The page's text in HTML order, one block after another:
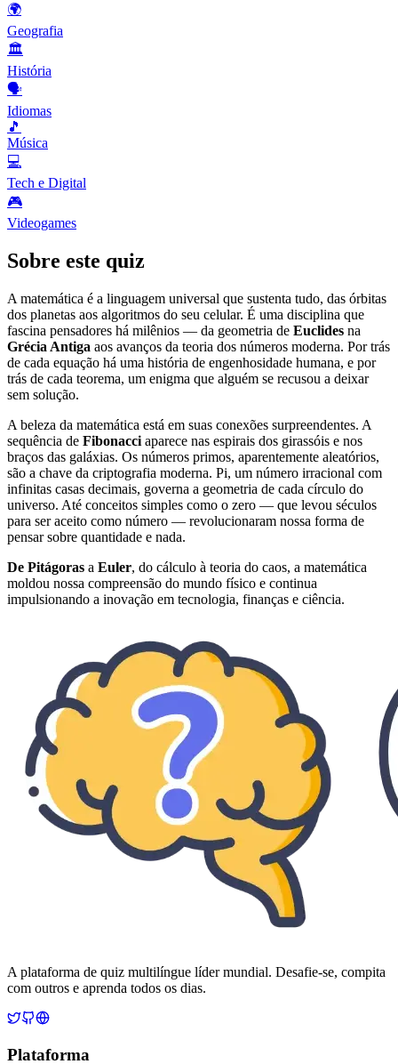
🌍
Geografia
🏛️
História
🗣️
Idiomas
🎵
Música
💻
Tech e Digital
🎮
Videogames
Sobre este quiz
A matemática é a linguagem universal que sustenta tudo, das órbitas
dos planetas aos algoritmos do seu celular. É uma disciplina que
fascina pensadores há milênios — da geometria de Euclides na
Grécia Antiga aos avanços da teoria dos números moderna. Por trás
de cada equação há uma história de engenhosidade humana, e por
trás de cada teorema, um enigma que alguém se recusou a deixar
sem solução.
A beleza da matemática está em suas conexões surpreendentes. A
sequência de Fibonacci aparece nas espirais dos girassóis e nos
braços das galáxias. Os números primos, aparentemente aleatórios,
são a chave da criptografia moderna. Pi, um número irracional com
infinitas casas decimais, governa a geometria de cada círculo do
universo. Até conceitos simples como o zero — que levou séculos
para ser aceito como número — revolucionaram nossa forma de
pensar sobre quantidade e nada.
De Pitágoras a Euler, do cálculo à teoria do caos, a matemática
moldou nossa compreensão do mundo físico e continua
impulsionando a inovação em tecnologia, finanças e ciência.
A plataforma de quiz multilíngue líder mundial. Desafie-se, compita
com outros e aprenda todos os dias.
Plataforma